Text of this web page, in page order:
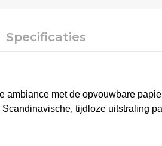
Specificaties
ambiance met de opvouwbare
tijdloze uitstraling